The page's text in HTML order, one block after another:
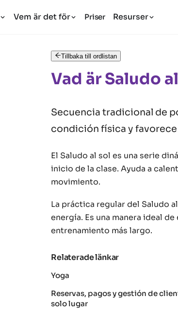
Vem är det för Priser Resurser
Tillbaka till ordlistan
Vad är Saludo
Secuencia tradicional de
condición física y
El Saludo al sol es una serie
inicio de la clase. Ayuda a
movimiento.
La práctica regular del Saludo
energía. Es una manera ideal
entrenamiento más largo.
Relaterade länkar
Yoga
Reservas, pagos y gestión de
solo lugar